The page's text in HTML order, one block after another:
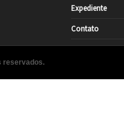
Expediente
Contato
reservados.